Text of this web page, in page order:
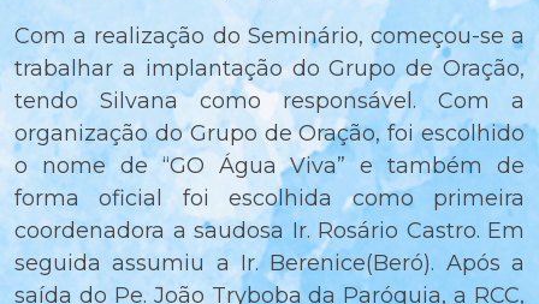
Com a realização do Seminário, começou-se a
trabalhar a implantação do Grupo de Oração,
tendo Silvana como responsável. Com a
organização do Grupo de Oração, foi escolhido
o nome de “GO Água Viva” e também de
forma oficial foi escolhida como primeira
coordenadora a saudosa Ir. Rosário Castro. Em
seguida assumiu a Ir. Berenice(Beró). Após a
saída do Pe. João Tryboba da Paróquia, a RCC,